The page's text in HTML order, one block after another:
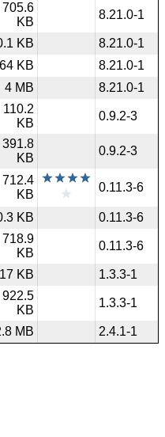
705.6
KB
8.21.0-1
KB
8.21.0-1
KB
8.21.0-1
4 MB 8.21.0-1
110.2
KB
0.9.2-3
391.8
KB
0.9.2-3
712.4
KB
0.11.3-6
KB 0.11.3-6
718.9
KB
0.11.3-6
KB 1.3.3-1
922.5
KB
1.3.3-1
MB 2.4.1-1